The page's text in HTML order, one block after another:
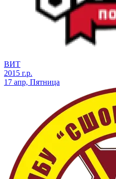
ВИТ
2015 г.р.
17 апр, Пятница